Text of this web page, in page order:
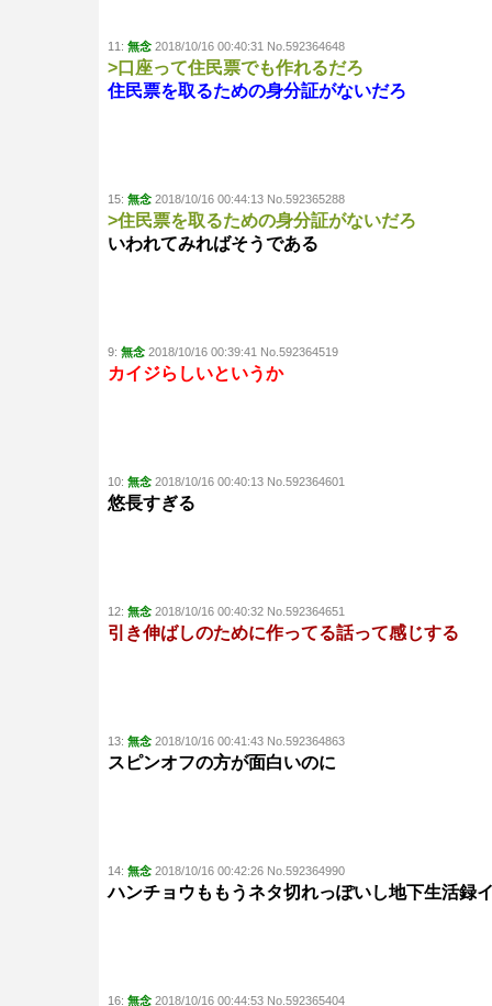
11: 無念 2018/10/16 00:40:31 No.592364648
>口座って住民票でも作れるだろ
住民票を取るための身分証がないだろ
15: 無念 2018/10/16 00:44:13 No.592365288
>住民票を取るための身分証がないだろ
いわれてみればそうである
9: 無念 2018/10/16 00:39:41 No.592364519
カイジらしいというか
10: 無念 2018/10/16 00:40:13 No.592364601
悠長すぎる
12: 無念 2018/10/16 00:40:32 No.592364651
引き伸ばしのために作ってる話って感じする
13: 無念 2018/10/16 00:41:43 No.592364863
スピンオフの方が面白いのに
14: 無念 2018/10/16 00:42:26 No.592364990
ハンチョウももうネタ切れっぽいし地下生活録
16: 無念 2018/10/16 00:44:53 No.592365404